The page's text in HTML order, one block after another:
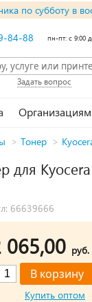
по субботу в
84-88 пн-пт: с 9:00
Задать вопрос
Организациям
> Тонер >
для
66639666
065,00 руб.
Купить оптом